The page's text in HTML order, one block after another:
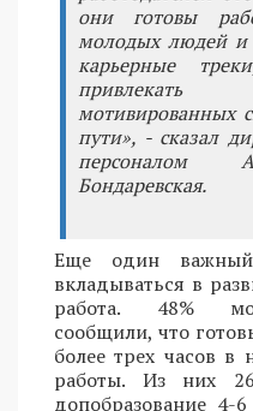
они готовы
молодых людей и
карьерные
мотивированных
пути», - сказал
персоналом
Бондаревская.
Еще один
вкладываться в
работа. 48%
сообщили, что
более трех часов
работы. Из них
допобразование 4-